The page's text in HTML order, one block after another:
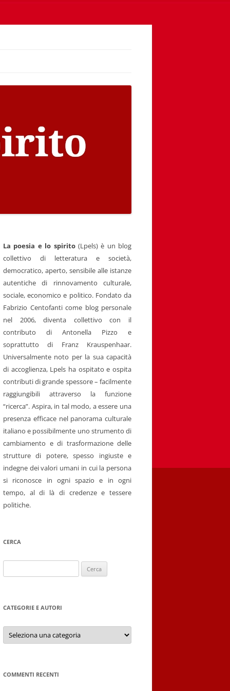
La poesia e lo spirito(Lpels) è un blog
collettivo di letteratura e società,
democratico, aperto, sensibile alle istanze
autentiche di rinnovamento culturale,
sociale, economico e politico. Fondato da
Fabrizio Centofanti come blog personale
nel 2006, diventa collettivo con il
contributo di Antonella Pizzo e
soprattutto di Franz Krauspenhaar.
Universalmente noto per la sua capacità
di accoglienza, Lpels ha ospitato e ospita
contributi di grande spessore – facilmente
raggiungibili attraverso la funzione
“ricerca”. Aspira, in tal modo, a essere una
presenza efficace nel panorama culturale
italiano e possibilmente uno strumento di
cambiamento e di trasformazione delle
strutture di potere, spesso ingiuste e
indegne dei valori umani in cui la persona
si riconosce in ogni spazio e in ogni
tempo, al di là di credenze e tessere
politiche.
CERCA
per:
CATEGORIE E AUTORI
Categorie
autori
COMMENTI RECENTI